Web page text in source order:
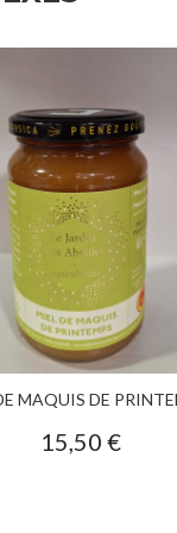
MAQUIS DE
15,50 €